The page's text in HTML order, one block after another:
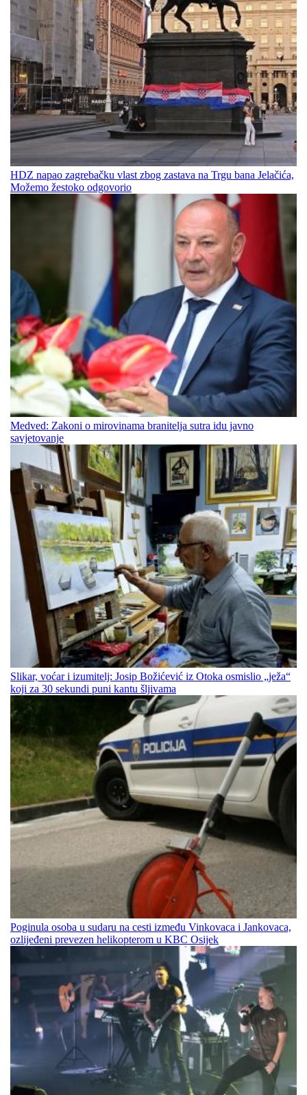
HDZ napao zagrebačku vlast zbog zastava na Trgu bana Jelačića,
Možemo žestoko odgovorio
Medved: Zakoni o mirovinama branitelja sutra idu javno
savjetovanje
Slikar, voćar i izumitelj: Josip Božićević iz Otoka osmislio „ježa“
koji za 30 sekundi puni kantu šljivama
Poginula osoba u sudaru na cesti između Vinkovaca i Jankovaca,
ozlijeđeni prevezen helikopterom u KBC Osijek